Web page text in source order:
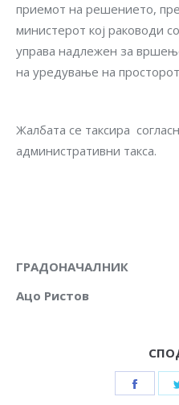
приемот на решението,
министерот кој раководи
управа надлежен за
на уредување на
Жалбата се таксира
административни такса.
ГРАДОНАЧАЛНИК
Ацо Ристов
Share